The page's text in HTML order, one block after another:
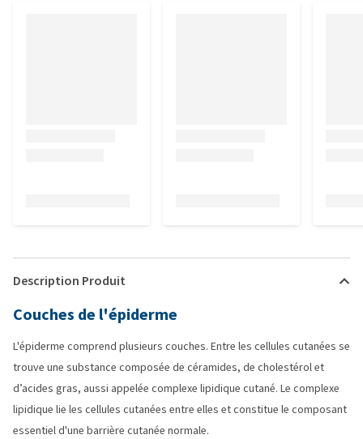
Description Produit
Couches de l'épiderme
L'épiderme comprend plusieurs couches. Entre les cellules cutanées se
trouve une substance composée de céramides, de cholestérol et
d’acides gras, aussi appelée complexe lipidique cutané. Le complexe
lipidique lie les cellules cutanées entre elles et constitue le composant
essentiel d'une barrière cutanée normale.